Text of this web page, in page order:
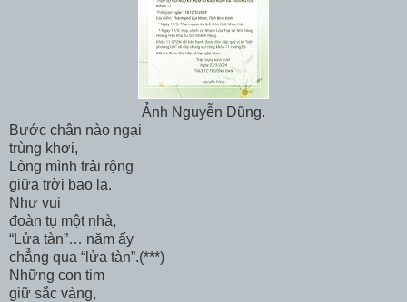
Ảnh Nguyễn Dũng.
Bước chân nào ngại
trùng khơi,
Lòng mình trải rộng
giữa trời bao la.
Như vui
đoàn tụ một nhà,
“Lửa tàn”… năm ấy
chẳng qua “lửa tàn”.(***)
Những con tim
giữ sắc vàng,